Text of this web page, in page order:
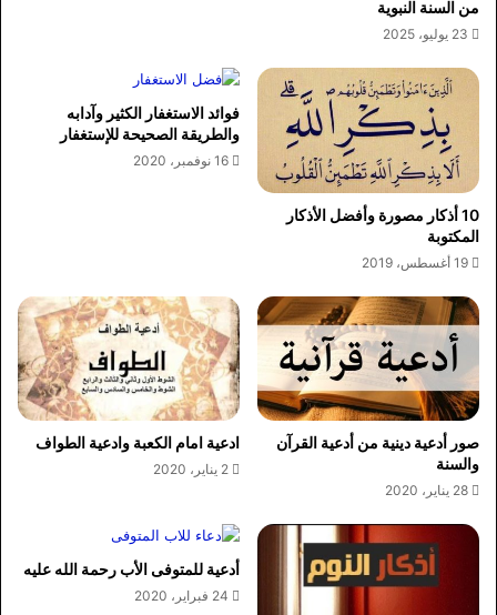
من السنة النبوية
23 يوليو، 2025
10 أذكار مصورة وأفضل الأذكار
المكتوبة
19 أغسطس، 2019
فوائد الاستغفار الكثير وآدابه
والطريقة الصحيحة للإستغفار
16 نوفمبر، 2020
صور أدعية دينية من أدعية القرآن
والسنة
28 يناير، 2020
ادعية امام الكعبة وادعية الطواف
2 يناير، 2020
أدعية للمتوفى الأب رحمة الله عليه
24 فبراير، 2020